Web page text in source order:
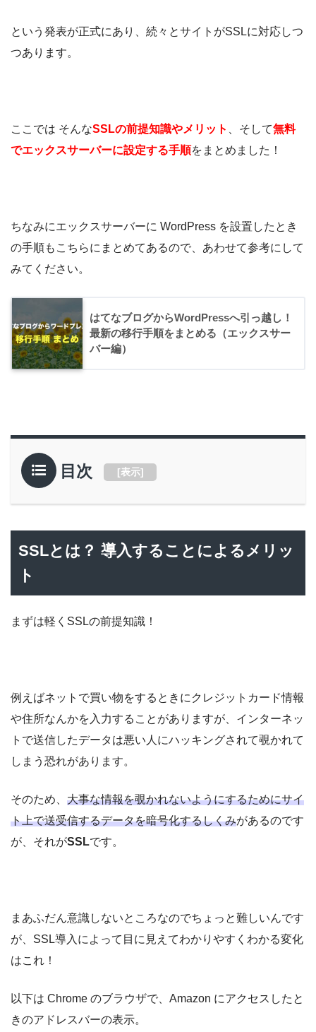
という発表が正式にあり、続々とサイトがSSLに対応しつ
つあります。
ここでは そんなSSLの前提知識やメリット 、そして無料
でエックスサーバーに設定する手順をまとめました！
ちなみにエックスサーバーに WordPress を設置したとき
の手順もこちらにまとめてあるので、あわせて参考にして
みてください。
はてなブログからWordPressへ引っ越し！
最新の移行手順をまとめる（エックスサー
バー編）
目次 [表示]
SSLとは？ 導入することによるメリッ
ト
まずは軽くSSLの前提知識！
例えばネットで買い物をするときにクレジットカード情報
や住所なんかを入力することがありますが、インターネッ
トで送信したデータは悪い人にハッキングされて覗かれて
しまう恐れがあります。
そのため、 大事な情報を覗かれないようにするためにサイ
ト上で送受信するデータを暗号化するしくみがあるのです
が、それがSSLです。
まあふだん意識しないところなのでちょっと難しいんです
が、SSL導入によって目に見えてわかりやすくわかる変化
はこれ！
以下は Chrome のブラウザで、Amazon にアクセスしたと
きのアドレスバーの表示。